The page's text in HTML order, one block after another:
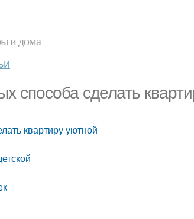
и дома
способа сделать
квартиру уютной